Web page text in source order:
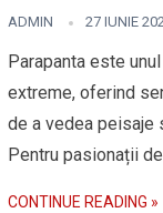
ADMIN 27 IUNIE
Parapanta este
extreme, oferind
de a vedea peisaje
Pentru pasionații
CONTINUE READING »